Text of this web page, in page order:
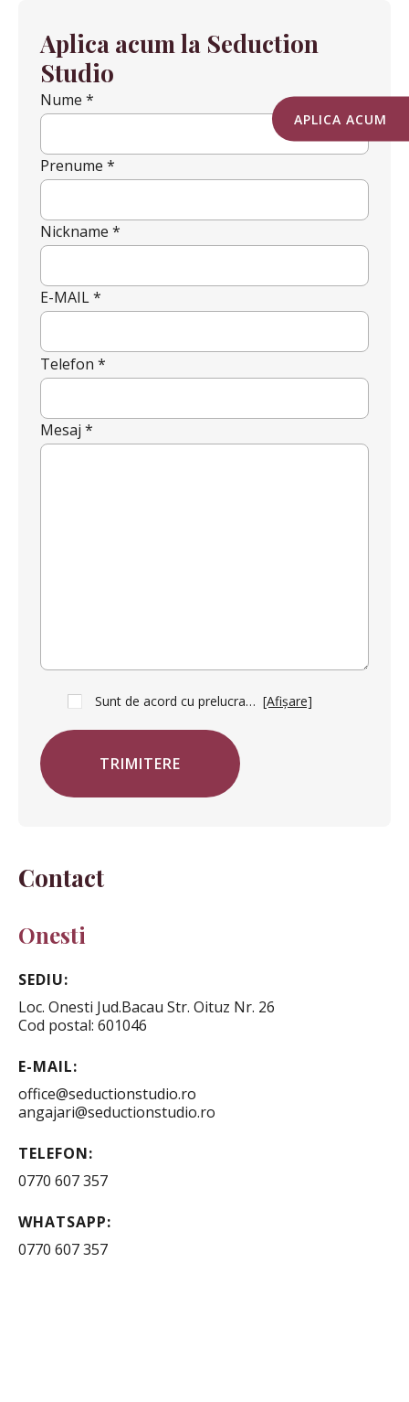
Aplica acum la Seduction
Studio
Nume *
Prenume *
Nickname *
E-MAIL *
Telefon *
Mesaj *
Sunt de acord cu prelucrarea datelor mele cu caracter personal în vederea trimiterii acestui formular. Temeiul prelucrării îl reprezintă obligația contractuală, în scopul livrării serviciilor solicitate, durata prelucrării fiind perioada termenului de prescripție de 3 ani de la plasarea comenzii. În măsura în care nu sunteți de acord cu prelucrarea datelor dvs, vă informăm că nu vom putea raspunde la solicitarea dvs pe aceasta cale si va rugam sa ne contactati prin e-mail sau telefon. [Afișare]
TRIMITERE
Contact
Onesti
SEDIU:
Loc. Onesti Jud.Bacau Str. Oituz Nr. 26
Cod postal: 601046
E-MAIL:
office@seductionstudio.ro
angajari@seductionstudio.ro
TELEFON:
0770 607 357
WHATSAPP:
0770 607 357
APLICA ACUM